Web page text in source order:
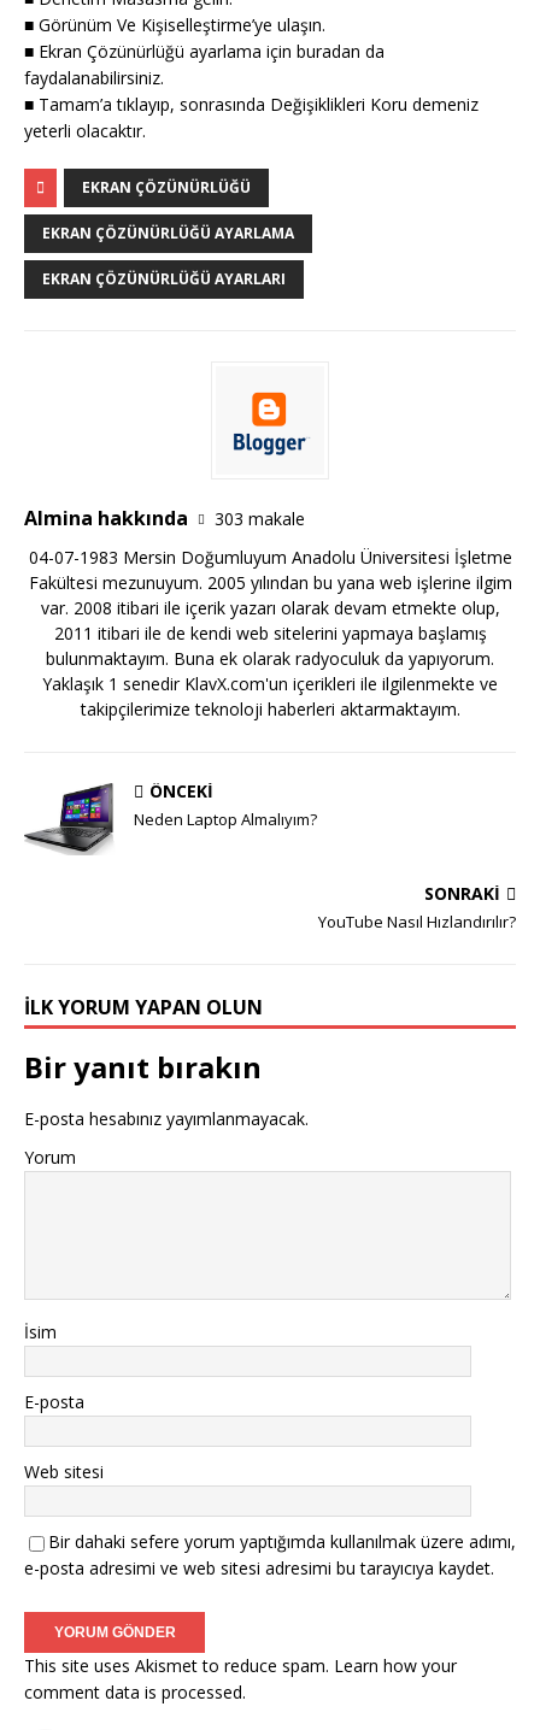
■ Görünüm Ve Kişiselleştirme’ye ulaşın.
■ Ekran Çözünürlüğü ayarlama için buradan da
faydalanabilirsiniz.
■ Tamam’a tıklayıp, sonrasında Değişiklikleri Koru demeniz
yeterli olacaktır.
EKRAN ÇÖZÜNÜRLÜĞÜ
EKRAN ÇÖZÜNÜRLÜĞÜ AYARLAMA
EKRAN ÇÖZÜNÜRLÜĞÜ AYARLARI
Almina hakkında
303 makale
04-07-1983 Mersin Doğumluyum Anadolu Üniversitesi İşletme
Fakültesi mezunuyum. 2005 yılından bu yana web işlerine ilgim
var. 2008 itibari ile içerik yazarı olarak devam etmekte olup,
2011 itibari ile de kendi web sitelerini yapmaya başlamış
bulunmaktayım. Buna ek olarak radyoculuk da yapıyorum.
Yaklaşık 1 senedir KlavX.com'un içerikleri ile ilgilenmekte ve
takipçilerimize teknoloji haberleri aktarmaktayım.
ÖNCEKI
Neden Laptop Almalıyım?
SONRAKI
YouTube Nasıl Hızlandırılır?
İLK YORUM YAPAN OLUN
Bir yanıt bırakın
E-posta hesabınız yayımlanmayacak.
Yorum
İsim
E-posta
Web sitesi
Bir dahaki sefere yorum yaptığımda kullanılmak üzere adımı,
e-posta adresimi ve web sitesi adresimi bu tarayıcıya kaydet.
This site uses Akismet to reduce spam. Learn how your
comment data is processed.